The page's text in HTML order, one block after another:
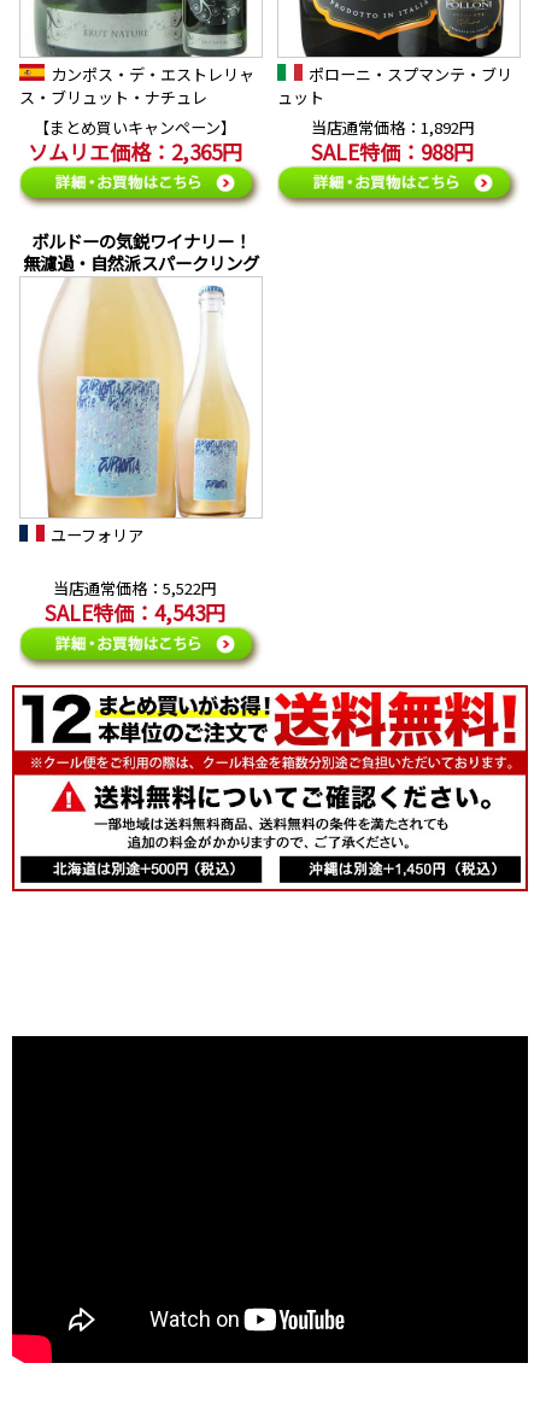
カンポス・デ・エストレリャ
ス・ブリュット・ナチュレ
【まとめ買いキャンペーン】
ソムリエ価格：2,365円
ポローニ・スプマンテ・ブリ
ュット
当店通常価格：1,892円
SALE特価：988円
ボルドーの気鋭ワイナリー！
無濾過・自然派スパークリング
ユーフォリア
当店通常価格：5,522円
SALE特価：4,543円